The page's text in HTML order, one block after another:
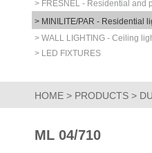
> FRESNEL - Residential and
> MINILITE/PAR - Residential
> WALL LIGHTING - Ceiling
> LED FIXTURES
HOME > PRODUCTS >
ML 04/710